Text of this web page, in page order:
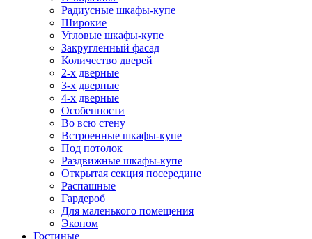
Радиусные шкафы-купе
Широкие
Угловые шкафы-купе
Закругленный фасад
Количество дверей
2-х дверные
3-х дверные
4-х дверные
Особенности
Во всю стену
Встроенные шкафы-купе
Под потолок
Раздвижные шкафы-купе
Открытая секция посередине
Распашные
Гардероб
Для маленького помещения
Эконом
Гостиные